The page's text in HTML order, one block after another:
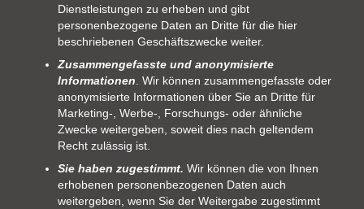
Dienstleistungen zu erheben und gibt
personenbezogene Daten an Dritte für die hier
beschriebenen Geschäftszwecke weiter.
Zusammengefasste und anonymisierte
Informationen . Wir können zusammengefasste oder
anonymisierte Informationen über Sie an Dritte für
Marketing-, Werbe-, Forschungs- oder ähnliche
Zwecke weitergeben, soweit dies nach geltendem
Recht zulässig ist.
Sie haben zugestimmt. Wir können die von Ihnen
erhobenen personenbezogenen Daten auch
weitergeben, wenn Sie der Weitergabe zugestimmt